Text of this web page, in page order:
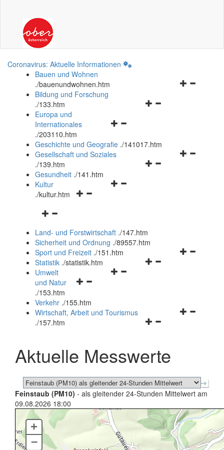
Coronavirus: Aktuelle Informationen
Bauen und Wohnen
./bauenundwohnen.htm
Navigationsmenü
Bildung und Forschung
./133.htm
Navigationsmenü
und
schließen
Europa und
Internationales
./203110.htm
Geschichte und Geografie ./141017.htm
Navigationsmenü
Gesellschaft und Soziales
./139.htm
Navigationsmenü
Gesundheit ./141.htm
Navigationsmenü
Kultur
./kultur.htm
Navigationsmenü
und
schließen
Land- und Forstwirtschaft ./147.htm
Sicherheit und Ordnung ./89557.htm
Navigationsmenü
Sport und Freizeit ./151.htm
Navigationsmenü
Statistik ./statistik.htm
Navigationsmenü
und
schließen
Umwelt
und Natur
./153.htm
Verkehr ./155.htm
Navigationsmenü
schließen
Wirtschaft, Arbeit und Tourismus
./157.htm
Aktuelle Messwerte
Feinstaub (PM10) - als gleitender 24-Stunden Mittelwert am
09.08.2026 18:00
+
–